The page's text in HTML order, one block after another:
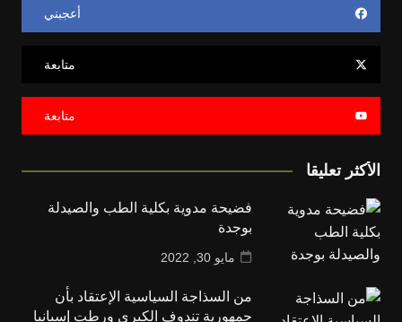
أعجبني
متابعة
متابعة
الأكثر تعليقا
فضيحة مدوية بكلية الطب والصيدلة
بوجدة
مايو 30, 2022
من السذاجة السياسية الإعتقاد بأن
جمهورية تندوف الكبرى ورطت إسبانيا